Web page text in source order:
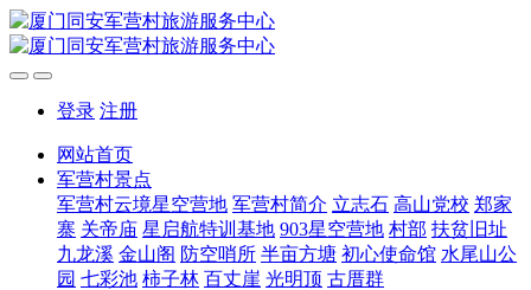
登录 注册
网站首页
军营村景点
军营村云境星空营地 军营村简介 立志石 高山党校 郑家
寨 关帝庙 星启航特训基地 903星空营地 村部 扶贫旧址
九龙溪 金山阁 防空哨所 半亩方塘 初心使命馆 水尾山公
园 七彩池 柿子林 百丈崖 光明顶 古厝群